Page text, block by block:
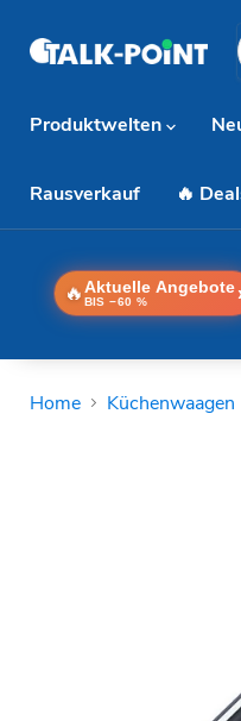
Produktwelten
Rausverkauf 🔥
🔥 Aktuelle Angebote
BIS −60 %
Home Küchenwaagen